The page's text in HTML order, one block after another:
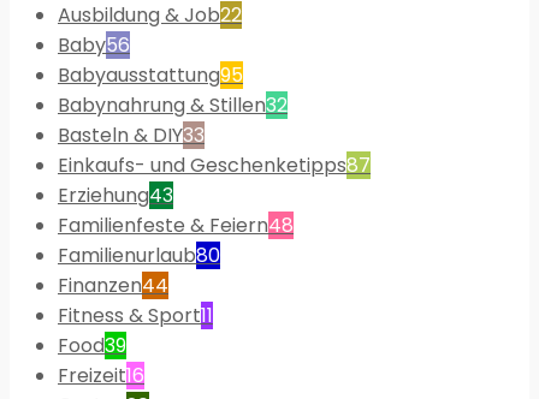
Ausbildung & Job22
Baby56
Babyausstattung95
Babynahrung & Stillen32
Basteln & DIY33
Einkaufs- und Geschenketipps87
Erziehung43
Familienfeste & Feiern48
Familienurlaub80
Finanzen44
Fitness & Sport11
Food39
Freizeit16